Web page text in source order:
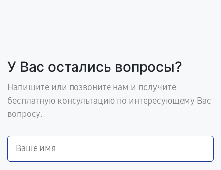
У Вас остались вопросы?
Напишите или позвоните нам и получите
бесплатную консультацию по интересующему Вас
вопросу.